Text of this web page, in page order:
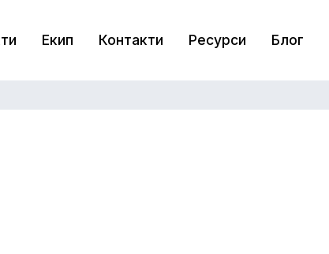
Екип Контакти Ресурси Блог